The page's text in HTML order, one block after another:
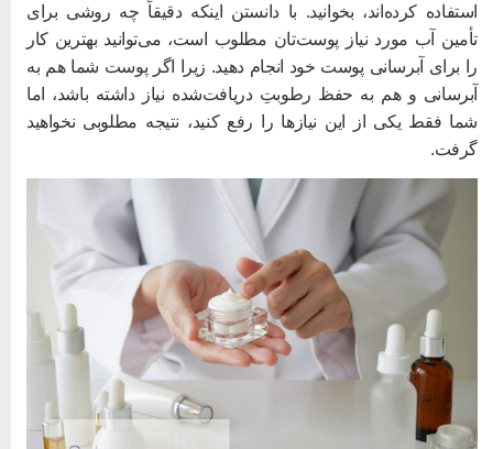
کرده‌اند، بخوانید. با دانستن اینکه دقیقاً چه روشی برای
آب مورد نیاز پوست‌تان مطلوب است، می‌توانید بهترین کار
برای آبرسانی پوست خود انجام دهید. زیرا اگر پوست شما هم به
و هم به حفظ رطوبتِ دریافت‌شده نیاز داشته باشد، اما
فقط یکی از این نیازها را رفع کنید، نتیجه مطلوبی نخواهید